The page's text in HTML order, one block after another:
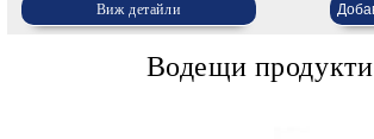
Виж детайли
Водещи продукти